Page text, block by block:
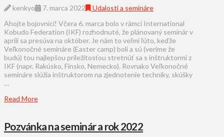
kenkyo 7. marca 2022
Udalosti a semináre
Ahojte bojovníci! Včera 6. marca bolo v rámci International
Kobudo Federation (IKF) rozhodnuté, že plánovaný seminár v
apríli sa presúva na október. Je nám to veľmi ľúto, keďže
Veľkonočné semináre (Easter camp) boli a sú (veríme že
budú) tou najlepšou príležitosťou stretnúť sa s inštruktormi z
IKF (napr. Rakúsko, Fínsko, Nemecko). Rovnako Veľkonočné
semináre slúžia inštruktorom na zjednotenie techniky, skúšky
…
Read More
Pozvánka na seminár a rok 2022